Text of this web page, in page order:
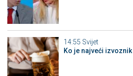
14:55 Svijet
Ko je najveći izvoznik